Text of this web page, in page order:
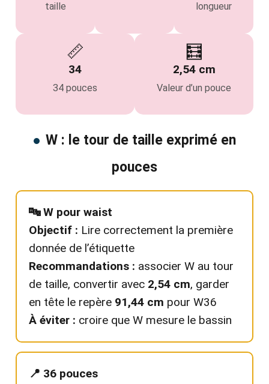
taille
longueur
📏
34
34 pouces
🧮
2,54 cm
Valeur d’un pouce
W : le tour de taille exprimé en
pouces
🔤 W pour waist
Objectif : Lire correctement la première
donnée de l’étiquette
Recommandations : associer W au tour
de taille, convertir avec 2,54 cm, garder
en tête le repère 91,44 cm pour W36
À éviter : croire que W mesure le bassin
📍 36 pouces